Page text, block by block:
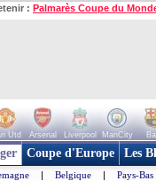
: Palmarès Coupe du
Utd Arsenal Liverpool ManCity
Coupe d'Europe Les
| Belgique | Pays-Bas